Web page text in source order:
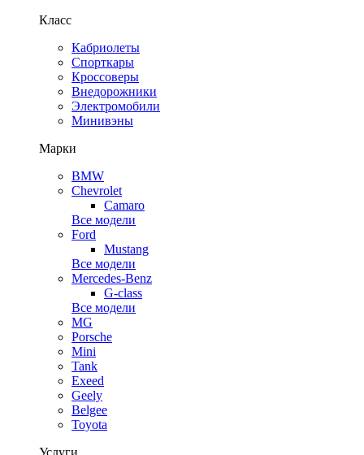
Класс
Кабриолеты
Спорткары
Кроссоверы
Внедорожники
Электромобили
Минивэны
Марки
BMW
Chevrolet
Camaro
Все модели
Ford
Mustang
Все модели
Mercedes-Benz
G-class
Все модели
MG
Porsche
Mini
Tank
Exeed
Geely
Belgee
Toyota
Услуги